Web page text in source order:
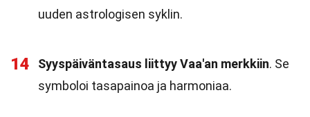
uuden astrologisen syklin.
14 Syyspäiväntasaus liittyy Vaa'an merkkiin. Se
symboloi tasapainoa ja harmoniaa.